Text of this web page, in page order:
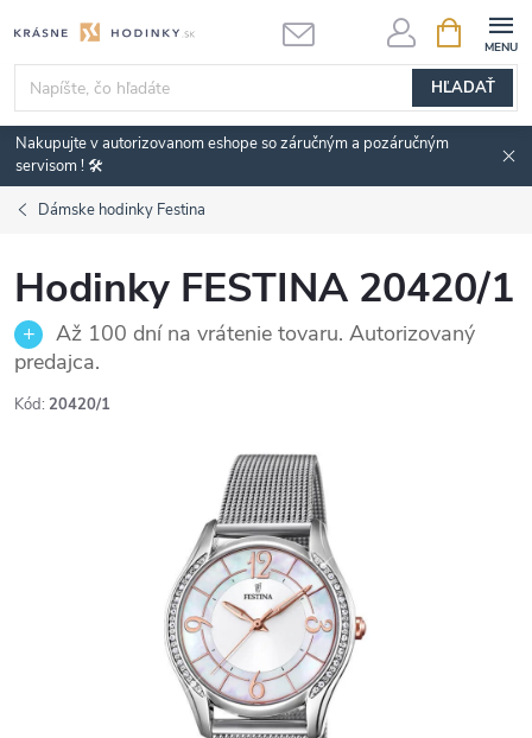
na
obsah
HĽADAŤ
KOŠÍK
Nakupujte v autorizovanom eshope so záručným a pozáručným
servisom ! 🛠️
Dámske hodinky Festina
Hodinky FESTINA 20420/1
Až 100 dní na vrátenie tovaru. Autorizovaný
predajca.
Kód: 20420/1